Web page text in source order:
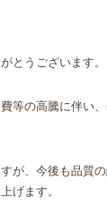
とうございます。
等の高騰に伴い、
が、今後も品質
げます。